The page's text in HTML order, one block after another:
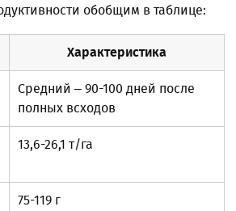
обобщим в таблице:
Характеристика
Средний – 90-100 дней после
полных всходов
13,6-26,1 т/га
75-119 г